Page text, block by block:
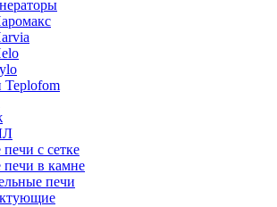
Teplofom
с сетке
печи в камне
печи